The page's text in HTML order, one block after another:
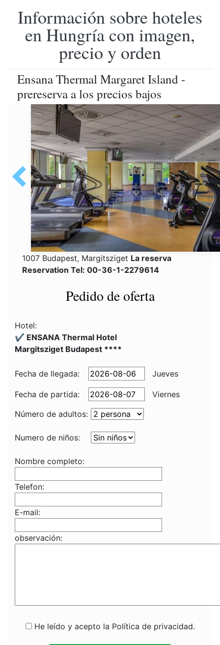
Información sobre hoteles
en Hungría con imagen,
precio y orden
Ensana Thermal Margaret Island -
prereserva a los precios bajos
1007 Budapest, Margitsziget La reserva
Reservation Tel: 00-36-1-2279614
Pedido de oferta
Hotel:
✔️ ENSANA Thermal Hotel
Margitsziget Budapest ****
Fecha de llegada: Jueves
Fecha de partida:
Viernes
Número de adultos:
Numero de niños:
Nombre completo:
Telefon:
E-mail:
observación:
He leído y acepto la Política de privacidad.